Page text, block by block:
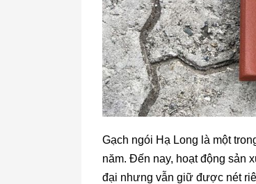
Gạch ngói Hạ Long là một
năm. Đến nay, hoạt động sản
đại nhưng vẫn giữ được nét